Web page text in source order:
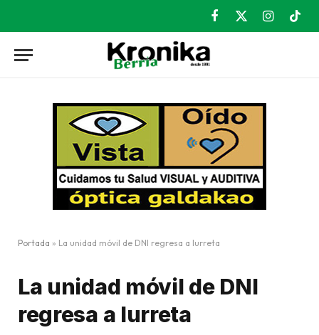
Facebook
X
Instagram
Portada » La unidad móvil de DNI regresa a Iurreta
La unidad móvil de DNI
regresa a Iurreta